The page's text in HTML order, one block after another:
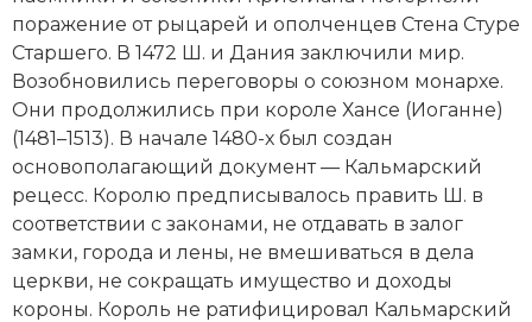
поражение от рыцарей и ополченцев Стена Стуре
Старшего. В 1472 Ш. и Дания заключили мир.
Возобновились переговоры о союзном монархе.
Они продолжились при короле Хансе (Иоганне)
(1481–1513). В начале 1480-х был создан
основополагающий документ — Кальмарский
рецесс. Королю предписывалось править Ш. в
соответствии с законами, не отдавать в залог
замки, города и лены, не вмешиваться в дела
церкви, не сокращать имущество и доходы
короны. Король не ратифицировал Кальмарский